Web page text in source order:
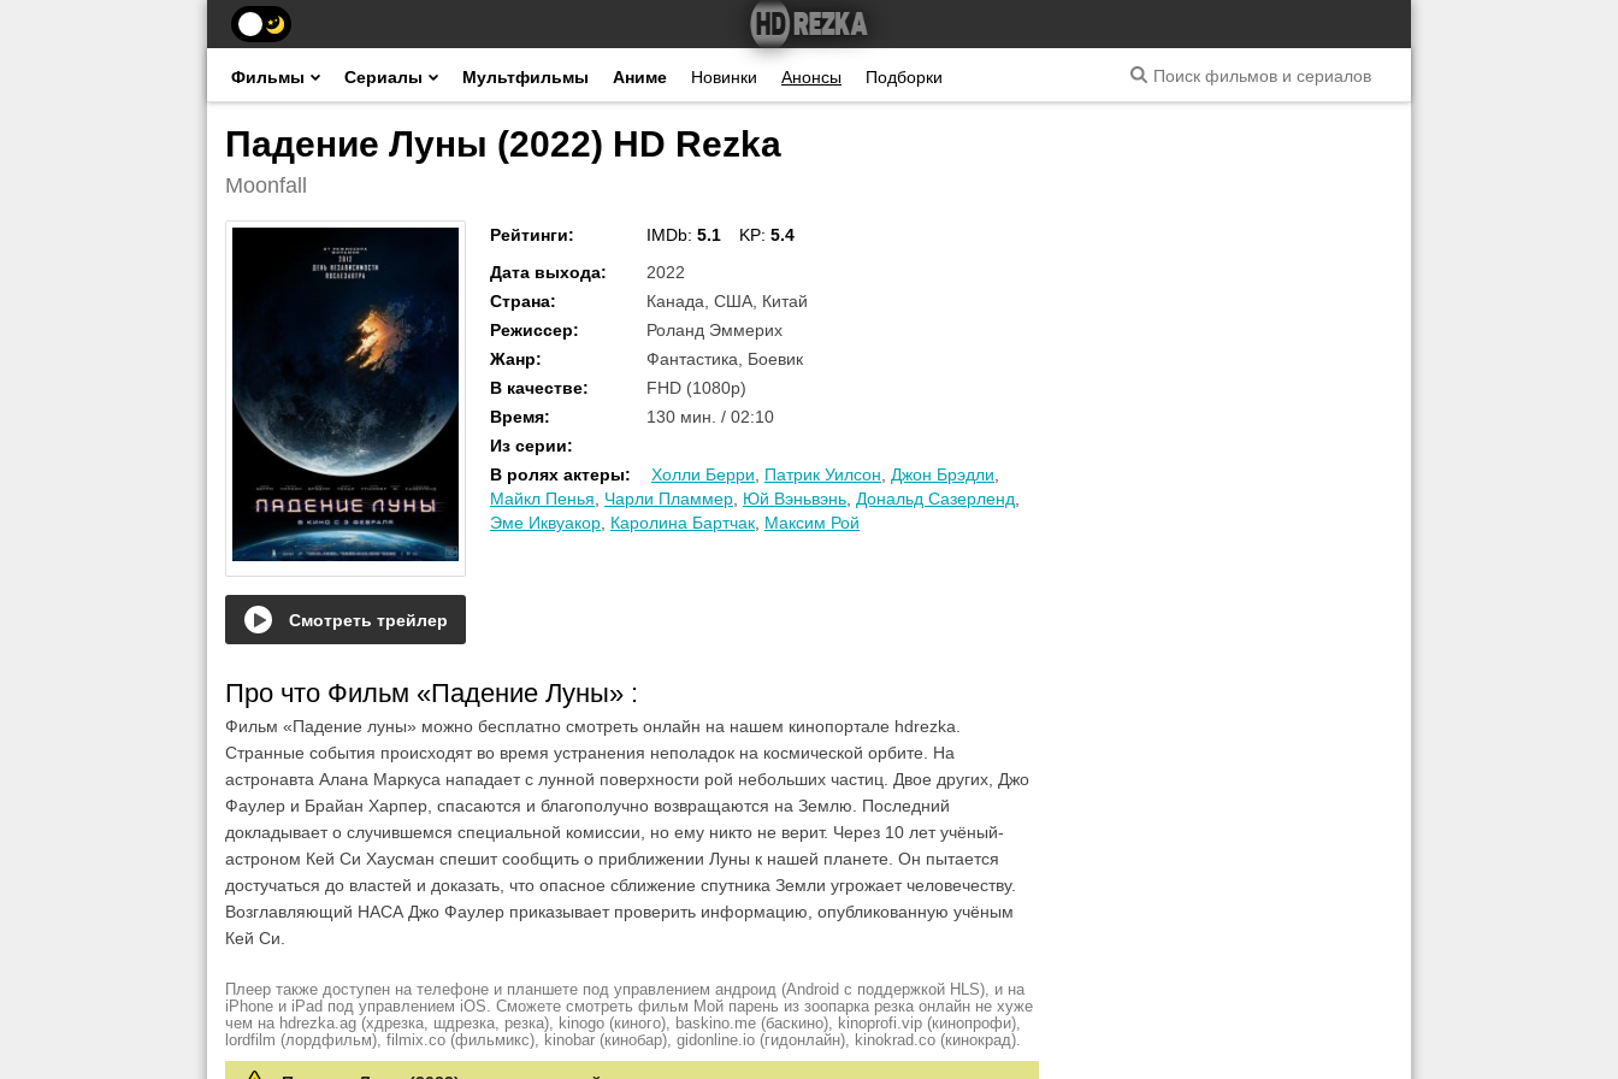
Фильмы Сериалы Мультфильмы Аниме Новинки Анонсы Подборки
Падение Луны (2022) HD Rezka
Moonfall
Смотреть трейлер
Рейтинги: IMDb: 5.1 KP: 5.4
Дата выхода:
2022
Страна:
Канада, США, Китай
Режиссер:
Роланд Эммерих
Жанр:
Фантастика, Боевик
В качестве:
FHD (1080p)
Время:
130 мин. / 02:10
Из серии:
В ролях актеры: Холли Берри Патрик Уилсон Джон Брэдли
Майкл Пенья
Чарли Пламмер Юй Вэньвэнь Дональд Сазерленд
Эме Иквуакор Каролина Бартчак Максим Рой
Про что Фильм «Падение Луны» :
Фильм «Падение луны» можно бесплатно смотреть онлайн на нашем кинопортале hdrezka.
Странные события происходят во время устранения неполадок на космической орбите. На
астронавта Алана Маркуса нападает с лунной поверхности рой небольших частиц. Двое других, Джо
Фаулер и Брайан Харпер, спасаются и благополучно возвращаются на Землю. Последний
докладывает о случившемся специальной комиссии, но ему никто не верит. Через 10 лет учёный-
астроном Кей Си Хаусман спешит сообщить о приближении Луны к нашей планете. Он пытается
достучаться до властей и доказать, что опасное сближение спутника Земли угрожает человечеству.
Возглавляющий НАСА Джо Фаулер приказывает проверить информацию, опубликованную учёным
Кей Си.
Плеер также доступен на телефоне и планшете под управлением андроид (Android с поддержкой HLS), и на
iPhone и iPad под управлением iOS. Сможете смотреть фильм Мой парень из зоопарка резка онлайн не хуже
чем на hdrezka.ag (хдрезка, шдрезка, резка), kinogo (киного), baskino.me (баскино), kinoprofi.vip (кинопрофи),
lordfilm (лордфильм), filmix.co (фильмикс), kinobar (кинобар), gidonline.io (гидонлайн), kinokrad.сo (кинокрад).